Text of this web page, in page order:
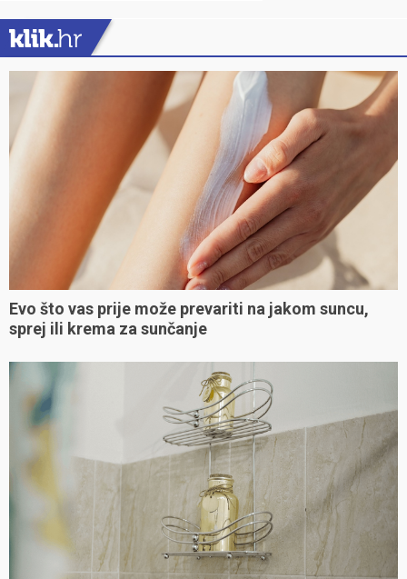
Evo što vas prije može prevariti na jakom suncu,
sprej ili krema za sunčanje